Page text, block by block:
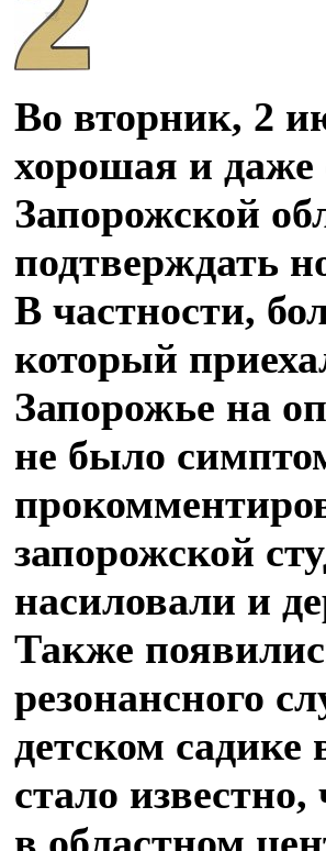
Во вторник, 2
хорошая и даже
Запорожской
подтверждать
В частности,
который
Запорожье на
не было
запорожской
насиловали и
Также
резонансного
детском
стало